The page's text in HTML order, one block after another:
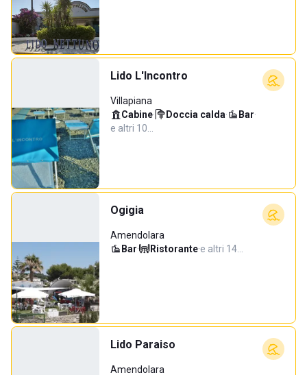
Lido L'Incontro
Villapiana
Cabine· Doccia calda· Bar·
e altri 10…
Ogigia
Amendolara
Bar· Ristorante·e altri 14…
Lido Paraiso
Amendolara